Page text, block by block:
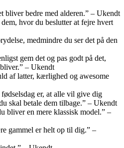
bliver bedre med alderen.” – Ukendt
hvor du beslutter at fejre hvert
medmindre du ser det på den
gem det og pas godt på det,
– Ukendt
af latter, kærlighed og awesome
er, at alle vil give dig
skal betale dem tilbage.” – Ukendt
bliver en mere klassisk model.” –
gammel er helt op til dig.” –